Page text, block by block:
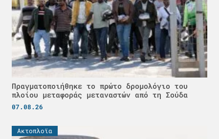
Πραγματοποιήθηκε το πρώτο δρομολόγιο του
πλοίου μεταφοράς μεταναστών από τη Σούδα
07.08.26
Ακτοπλοϊα